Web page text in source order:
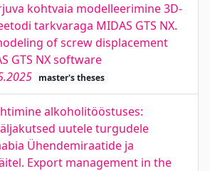
kohtvaia modelleerimine 3D-
tarkvaraga MIDAS GTS NX.
of screw displacement
GTS NX software
master's theses
alkoholitööstuses:
uutele turgudele
Ühendemiraatide ja
Export management in the